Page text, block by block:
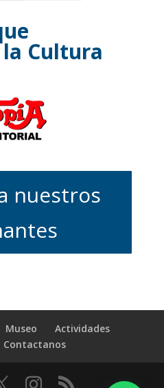
Cultura
nuestros
Museo
Actividades
Contactanos